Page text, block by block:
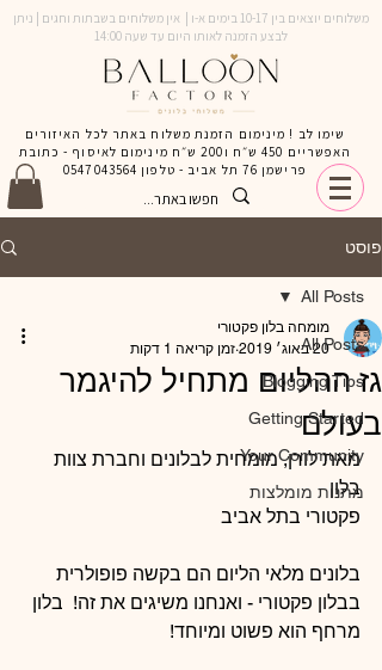
משלוחים יוצאים בין 10-17 בימים א-ו | אין משלוחים בשבתות וחגים | ניתן
לבצע הזמנה לאותו היום עד שעה 14:00
שימו לב ! מינימום הזמנת משלוח באתר לכל האיזורים
האפשריים 450 ש״ח ו200 ש״ח מינימום לאיסוף - כתובת
פרישמן 76 תל אביב - טלפון
0547043564
פוסט
All Posts
Blogging Tips
Getting Started
Your Community
מתנות מומלצות
All Posts
גז ההליום מתחיל להיגמר
בעולם
מומחה בלון פקטורי
20 באוג׳ 2019
זמן קריאה 1 דקות
מאת לורן, מומחית לבלונים וחברת צוות
בלון
פקטורי בתל אביב
בלונים מלאי הליום הם בקשה פופולרית
בבלון פקטורי - ואנחנו משיגים את זה!  בלון
מרחף הוא פשוט ומיוחד!